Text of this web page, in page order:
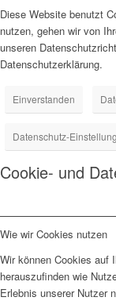
Diese Website benutzt
nutzen, gehen wir von
unseren
Datenschutzerklärung.
Einverstanden
Datenschutz-
Cookie- und
Wie wir Cookies nutzen
Wir können Cookies auf
herauszufinden wie
Erlebnis unserer Nutzer